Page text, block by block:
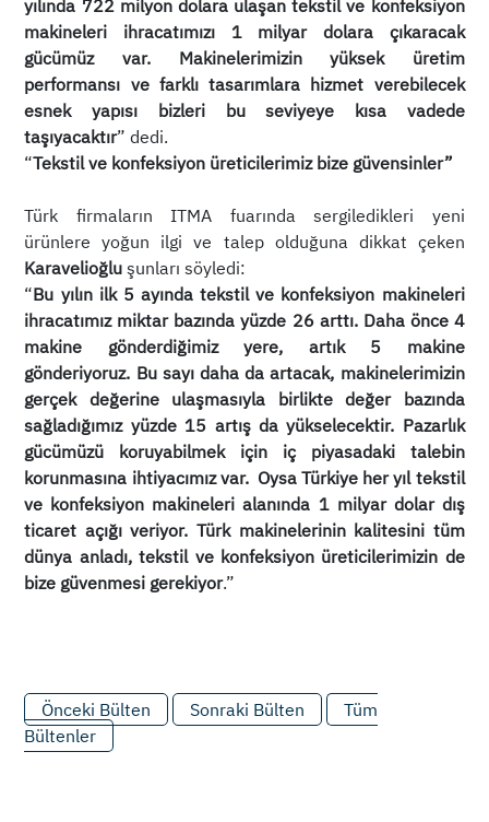
yılında 722 milyon dolara ulaşan tekstil ve konfeksiyon
makineleri ihracatımızı 1 milyar dolara çıkaracak
gücümüz var. Makinelerimizin yüksek üretim
performansı ve farklı tasarımlara hizmet verebilecek
esnek yapısı bizleri bu seviyeye kısa vadede
taşıyacaktır” dedi.
“Tekstil ve konfeksiyon üreticilerimiz bize güvensinler”
Türk firmaların ITMA fuarında sergiledikleri yeni
ürünlere yoğun ilgi ve talep olduğuna dikkat çeken
Karavelioğlu şunları söyledi:
“Bu yılın ilk 5 ayında tekstil ve konfeksiyon makineleri
ihracatımız miktar bazında yüzde 26 arttı. Daha önce 4
makine gönderdiğimiz yere, artık 5 makine
gönderiyoruz. Bu sayı daha da artacak, makinelerimizin
gerçek değerine ulaşmasıyla birlikte değer bazında
sağladığımız yüzde 15 artış da yükselecektir. Pazarlık
gücümüzü koruyabilmek için iç piyasadaki talebin
korunmasına ihtiyacımız var. Oysa Türkiye her yıl tekstil
ve konfeksiyon makineleri alanında 1 milyar dolar dış
ticaret açığı veriyor. Türk makinelerinin kalitesini tüm
dünya anladı, tekstil ve konfeksiyon üreticilerimizin de
bize güvenmesi gerekiyor.”
Önceki Bülten Sonraki Bülten
Tüm
Bültenler